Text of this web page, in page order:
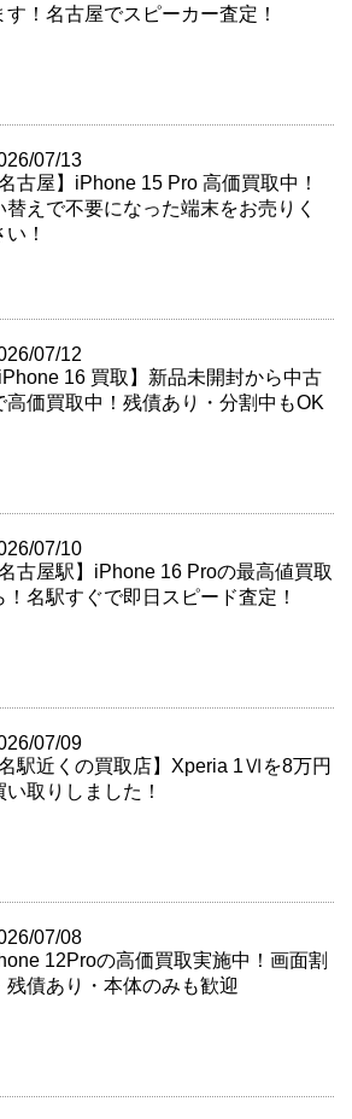
す！名古屋でスピーカー査定！
07/13
名古屋】iPhone 15 Pro 高価買取中！
替えで不要になった端末をお売りく
！
07/12
iPhone 16 買取】新品未開封から中古
高価買取中！残債あり・分割中もOK
07/10
名古屋駅】iPhone 16 Proの最高値買取
！名駅すぐで即日スピード査定！
07/09
名駅近くの買取店】Xperia 1Ⅵを8万円
い取りしました！
07/08
12Proの高価買取実施中！画面割
残債あり・本体のみも歓迎